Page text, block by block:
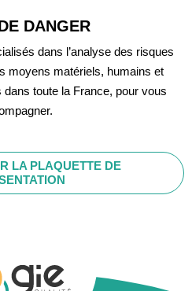
DANGER
dans l’analyse des risques
moyens matériels, humains et
toute la France, pour vous
LA PLAQUETTE DE